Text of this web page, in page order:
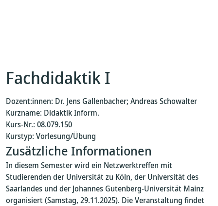
Fachdidaktik I
Dozent:innen: Dr. Jens Gallenbacher; Andreas Schowalter
Kurzname: Didaktik Inform.
Kurs-Nr.: 08.079.150
Kurstyp: Vorlesung/Übung
Zusätzliche Informationen
In diesem Semester wird ein Netzwerktreffen mit
Studierenden der Universität zu Köln, der Universität des
Saarlandes und der Johannes Gutenberg-Universität Mainz
organisiert (Samstag, 29.11.2025). Die Veranstaltung findet